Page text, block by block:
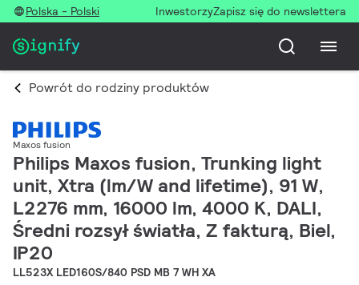
Polska - Polski InwestorzyZapisz się do newslettera
Powrót do rodziny produktów
Maxos fusion
Philips Maxos fusion, Trunking light
unit, Xtra (lm/W and lifetime), 91 W,
L2276 mm, 16000 lm, 4000 K, DALI,
Średni rozsył światła, Z fakturą, Biel,
IP20
LL523X LED160S/840 PSD MB 7 WH XA